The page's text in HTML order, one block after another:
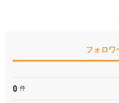
フォロワ
0 件